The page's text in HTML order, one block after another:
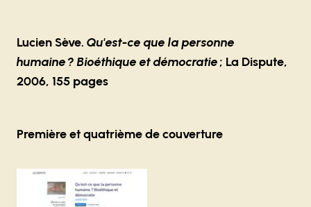
Lucien Sève. Qu'est-ce que la personne
humaine ? Bioéthique et démocratie; La Dispute,
2006, 155 pages
Première et quatrième de couverture
Agrandir